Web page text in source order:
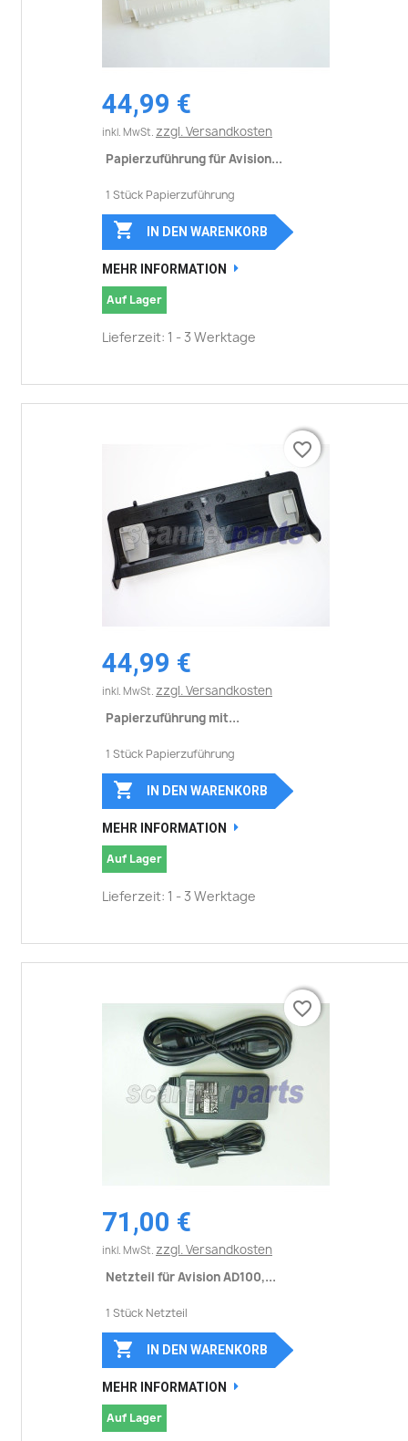
44,99 €
inkl. MwSt. zzgl. Versandkosten
Papierzuführung für Avision...
1 Stück Papierzuführung
 IN DEN WARENKORB
MEHR INFORMATION
Auf Lager
Lieferzeit: 1 - 3 Werktage
44,99 €
inkl. MwSt. zzgl. Versandkosten
Papierzuführung mit...
1 Stück Papierzuführung
favorite_border
 IN DEN WARENKORB
MEHR INFORMATION
Auf Lager
Lieferzeit: 1 - 3 Werktage
favorite_border
71,00 €
inkl. MwSt. zzgl. Versandkosten
Netzteil für Avision AD100,...
1 Stück Netzteil
favorite_border
 IN DEN WARENKORB
MEHR INFORMATION
Auf Lager
favorite_border